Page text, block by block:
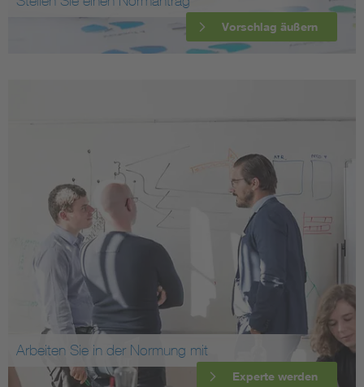
Vorschlag äußern
Arbeiten Sie in der Normung mit
Experte werden